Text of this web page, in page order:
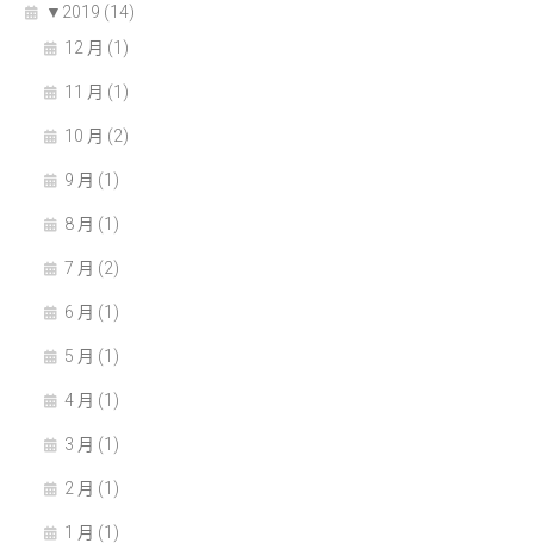
▼ 2019 (14)
12 月 (1)
11 月 (1)
10 月 (2)
9 月 (1)
8 月 (1)
7 月 (2)
6 月 (1)
5 月 (1)
4 月 (1)
3 月 (1)
2 月 (1)
1 月 (1)